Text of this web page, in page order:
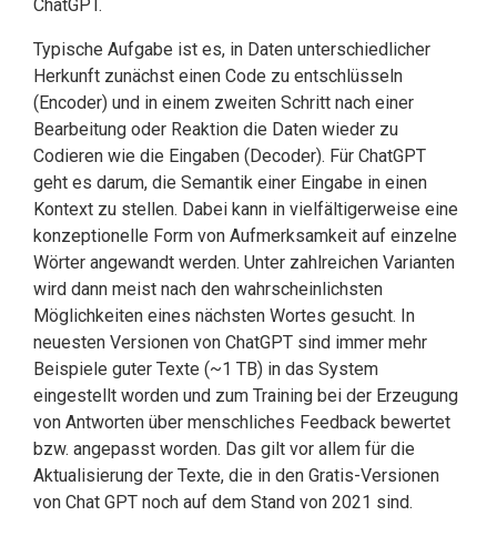
ChatGPT.
Typische Aufgabe ist es, in Daten unterschiedlicher
Herkunft zunächst einen Code zu entschlüsseln
(Encoder) und in einem zweiten Schritt nach einer
Bearbeitung oder Reaktion die Daten wieder zu
Codieren wie die Eingaben (Decoder). Für ChatGPT
geht es darum, die Semantik einer Eingabe in einen
Kontext zu stellen. Dabei kann in viel­fältigerweise eine
konzeptionelle Form von Auf­merksamkeit auf einzelne
Wörter an­gewandt werden. Unter zahlreichen Varianten
wird dann meist nach den wahrschein­­lichsten
Möglichkeiten eines nächsten Wortes gesucht. In
neues­ten Versi­onen von ChatGPT sind immer mehr
Beispiele guter Texte (~1 TB) in das System
eingestellt worden und zum Training bei der Erzeugung
von Antworten über menschliches Feed­back bewertet
bzw. angepasst worden. Das gilt vor allem für die
Aktualisierung der Texte, die in den Gratis-Versionen
von Chat GPT noch auf dem Stand von 2021 sind.